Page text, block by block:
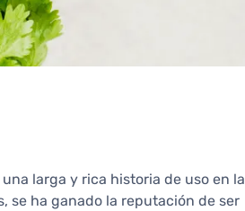
larga y rica historia de uso en la
se ha ganado la reputación de ser